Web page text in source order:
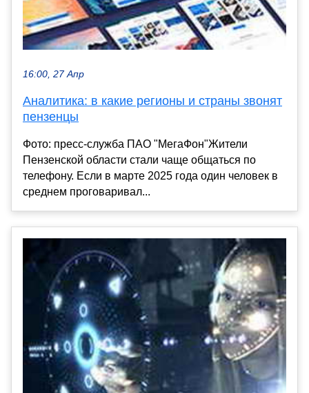
16:00, 27 Апр
Аналитика: в какие регионы и страны звонят
пензенцы
Фото: пресс-служба ПАО "МегаФон"Жители
Пензенской области стали чаще общаться по
телефону. Если в марте 2025 года один человек в
среднем проговаривал...